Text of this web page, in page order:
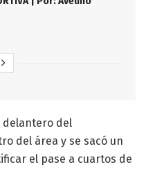
delantero del
del área y se sacó un
el pase a cuartos de